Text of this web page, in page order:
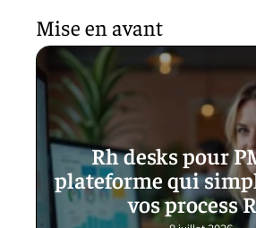
Mise en avant
Rh desks pour
plateforme qui
vos process